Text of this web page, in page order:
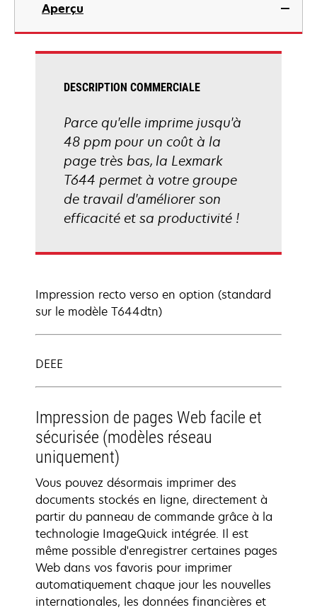
nouvel
onglet
Aperçu
DESCRIPTION COMMERCIALE
Parce qu'elle imprime jusqu'à
48 ppm pour un coût à la
page très bas, la Lexmark
T644 permet à votre groupe
de travail d'améliorer son
efficacité et sa productivité !
Impression recto verso en option (standard
sur le modèle T644dtn)
DEEE
Impression de pages Web facile et
sécurisée (modèles réseau
uniquement)
Vous pouvez désormais imprimer des
documents stockés en ligne, directement à
partir du panneau de commande grâce à la
technologie ImageQuick intégrée. Il est
même possible d'enregistrer certaines pages
Web dans vos favoris pour imprimer
automatiquement chaque jour les nouvelles
internationales, les données financières et